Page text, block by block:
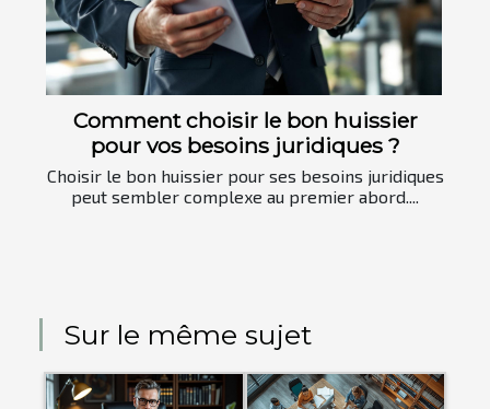
Comment choisir le bon huissier
pour vos besoins juridiques ?
Choisir le bon huissier pour ses besoins juridiques
peut sembler complexe au premier abord....
Sur le même sujet